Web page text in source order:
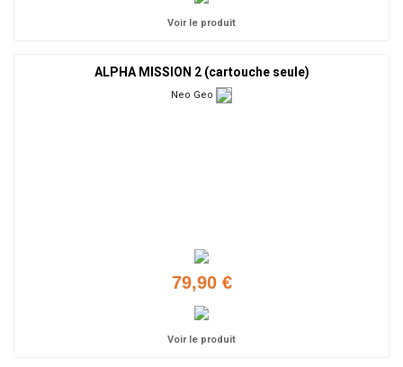
Voir le produit
ALPHA MISSION 2 (cartouche seule)
Neo Geo
79,90 €
Voir le produit